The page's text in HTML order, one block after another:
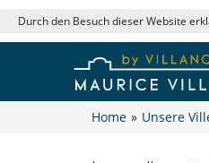
Durch den Besuch dieser Website
Home » Unsere